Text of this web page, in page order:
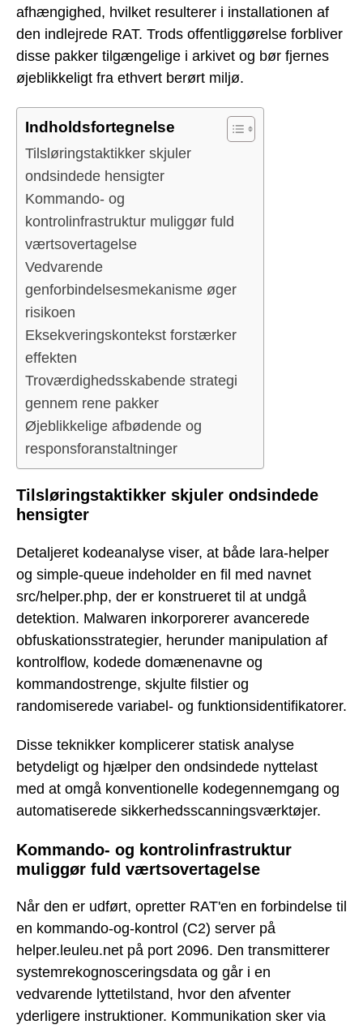
afhængighed, hvilket resulterer i installationen af
den indlejrede RAT. Trods offentliggørelse forbliver
disse pakker tilgængelige i arkivet og bør fjernes
øjeblikkeligt fra ethvert berørt miljø.
Indholdsfortegnelse
Tilsløringstaktikker skjuler
ondsindede hensigter
Kommando- og
kontrolinfrastruktur muliggør fuld
værtsovertagelse
Vedvarende
genforbindelsesmekanisme øger
risikoen
Eksekveringskontekst forstærker
effekten
Troværdighedsskabende strategi
gennem rene pakker
Øjeblikkelige afbødende og
responsforanstaltninger
Tilsløringstaktikker skjuler ondsindede
hensigter
Detaljeret kodeanalyse viser, at både lara-helper
og simple-queue indeholder en fil med navnet
src/helper.php, der er konstrueret til at undgå
detektion. Malwaren inkorporerer avancerede
obfuskationsstrategier, herunder manipulation af
kontrolflow, kodede domænenavne og
kommandostrenge, skjulte filstier og
randomiserede variabel- og funktionsidentifikatorer.
Disse teknikker komplicerer statisk analyse
betydeligt og hjælper den ondsindede nyttelast
med at omgå konventionelle kodegennemgang og
automatiserede sikkerhedsscanningsværktøjer.
Kommando- og kontrolinfrastruktur
muliggør fuld værtsovertagelse
Når den er udført, opretter RAT'en en forbindelse til
en kommando-og-kontrol (C2) server på
helper.leuleu.net på port 2096. Den transmitterer
systemrekognosceringsdata og går i en
vedvarende lyttetilstand, hvor den afventer
yderligere instruktioner. Kommunikation sker via